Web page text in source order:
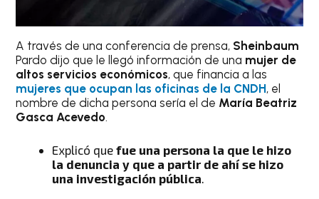
A través de una conferencia de prensa, Sheinbaum
Pardo dijo que le llegó información de una mujer de
altos servicios económicos, que financia a las
mujeres que ocupan las oficinas de la CNDH, el
nombre de dicha persona sería el de María Beatriz
Gasca Acevedo.
Explicó quefue una persona la que le hizo
la denuncia y que a partir de ahí se hizo
una investigación pública